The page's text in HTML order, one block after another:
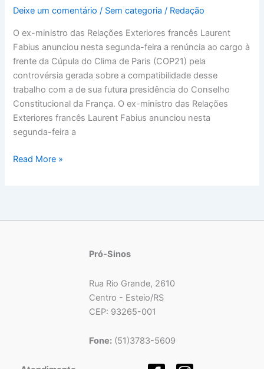
Deixe um comentário / Sem categoria / Redação
O ex-ministro das Relações Exteriores francês Laurent
Fabius anunciou nesta segunda-feira a renúncia ao cargo à
frente da Cúpula do Clima de Paris (COP21) pela
controvérsia gerada sobre a compatibilidade desse
trabalho com a de sua futura presidência do Conselho
Constitucional da França. O ex-ministro das Relações
Exteriores francês Laurent Fabius anunciou nesta
segunda-feira a
Exteriores
renuncia
à
presidência
da
COP21
Read More »
Pró-Sinos
Rua Rio Grande, 2610
Centro - Esteio/RS
CEP: 93265-001
Fone:(51)3783-5609